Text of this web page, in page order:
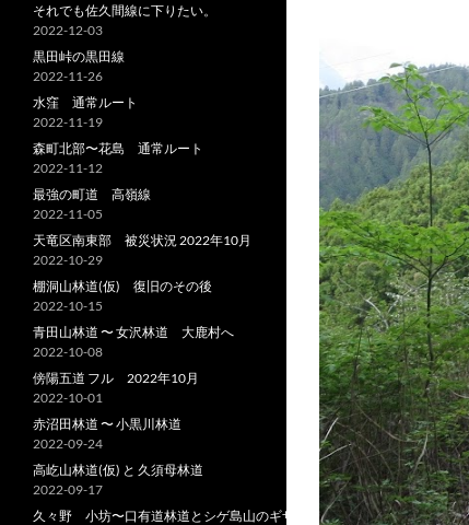
それでも佐久間線に下りたい。
2022-12-03
黒田峠の黒田線
2022-11-26
水窪 通常ルート
2022-11-19
森町北部〜花島 通常ルート
2022-11-12
最強の町道 高嶺線
2022-11-05
天竜区南東部 被災状況 2022年10月
2022-10-29
棚洞山林道(仮) 復旧のその後
2022-10-15
青田山林道 〜 女沢林道 大鹿村へ
2022-10-08
傍陽五道 フル 2022年10月
2022-10-01
赤沼田林道 〜 小黒川林道
2022-09-24
高屹山林道(仮) と 久須母林道
2022-09-17
久々野 小坊〜口有道林道とシゲ島山のギザ